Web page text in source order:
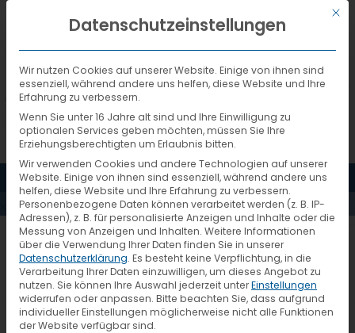
DEUTSCH
MENÜ
WASSERMANN.K
Mit
Datenschutzeinstellungen
Wir nutzen Cookies auf unserer Website. Einige von ihnen sind
essenziell, während andere uns helfen, diese Website und Ihre
Erfahrung zu verbessern.
Wenn Sie unter 16 Jahre alt sind und Ihre Einwilligung zu
optionalen Services geben möchten, müssen Sie Ihre
Erziehungsberechtigten um Erlaubnis bitten.
Wir verwenden Cookies und andere Technologien auf unserer
Website. Einige von ihnen sind essenziell, während andere uns
helfen, diese Website und Ihre Erfahrung zu verbessern.
Personenbezogene Daten können verarbeitet werden (z. B. IP-
Adressen), z. B. für personalisierte Anzeigen und Inhalte oder die
Messung von Anzeigen und Inhalten. Weitere Informationen
über die Verwendung Ihrer Daten finden Sie in unserer
Datenschutzerklärung. Es besteht keine Verpflichtung, in die
Verarbeitung Ihrer Daten einzuwilligen, um dieses Angebot zu
nutzen. Sie können Ihre Auswahl jederzeit unterEinstellungen
widerrufen oder anpassen. Bitte beachten Sie, dass aufgrund
individueller Einstellungen möglicherweise nicht alle Funktionen
der Website verfügbar sind.